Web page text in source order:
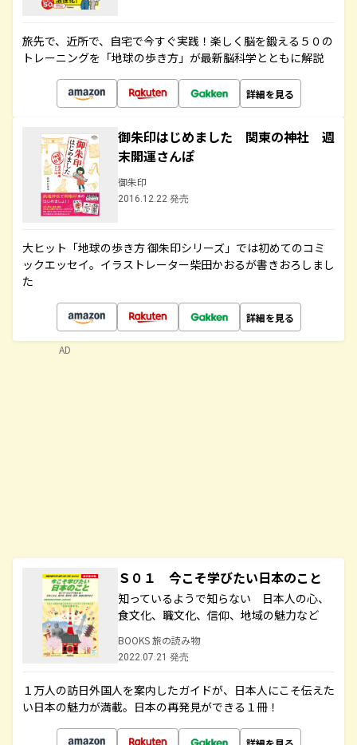
旅先で、近所で、自宅で今すぐ実践！楽しく脳を鍛える５０の
トレーニングを「地球の歩き方」が最新脳科学とともに解説
詳細を見る
御朱印はじめました 関東の神社 週
末開運さんぽ
御朱印
2016.12.22 発売
大ヒット「地球の歩き方 御朱印シリーズ」では初めてのコミ
ックエッセイ。イラストレーター柴田かおるが書きおろしまし
た
詳細を見る
Ｓ０１ 今こそ学びたい日本のこと
知っているようで知らない 日本人の心、
食文化、職文化、信仰、地域の魅力など
BOOKS 旅の読み物
2022.07.21 発売
１万人の訪日外国人を案内したガイドが、日本人にこそ伝えた
い日本の魅力が満載。日本の再発見ができる１冊！
AD